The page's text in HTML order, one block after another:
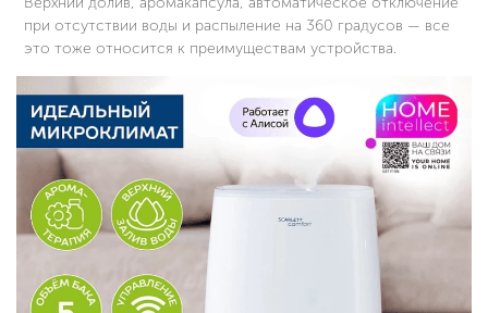
при отсутствии воды и распыление на 360 градусов — все
это тоже относится к преимуществам устройства.